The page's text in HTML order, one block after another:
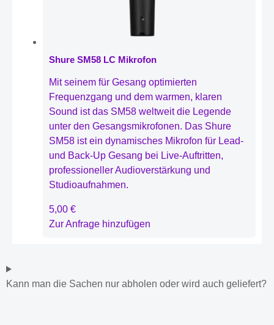
Shure SM58 LC Mikrofon
Mit seinem für Gesang optimierten
Frequenzgang und dem warmen, klaren
Sound ist das SM58 weltweit die Legende
unter den Gesangsmikrofonen. Das Shure
SM58 ist ein dynamisches Mikrofon für Lead-
und Back-Up Gesang bei Live-Auftritten,
professioneller Audioverstärkung und
Studioaufnahmen.
5,00 €
Zur Anfrage hinzufügen
Kann man die Sachen nur abholen oder wird auch geliefert?